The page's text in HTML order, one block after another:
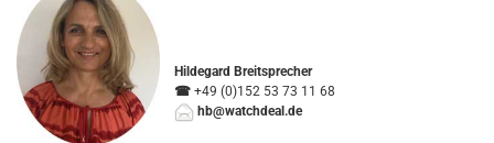
Hildegard Breitsprecher
☎ +49 (0)152 53 73 11 68
hb@watchdeal.de